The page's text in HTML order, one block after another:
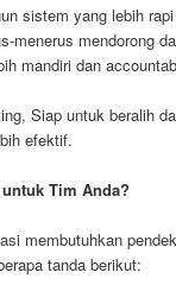
sistem yang lebih
menerus mendorong
mandiri dan
Siap untuk beralih
efektif.
Tim Anda?
membutuhkan
tanda berikut: